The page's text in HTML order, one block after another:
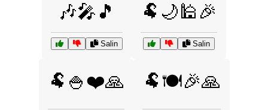
🎶🎤🎵
Salin
🐏🌙🕌🎉
Salin
🐏🍚❤️🙏 🐏🍽️🎉🙏